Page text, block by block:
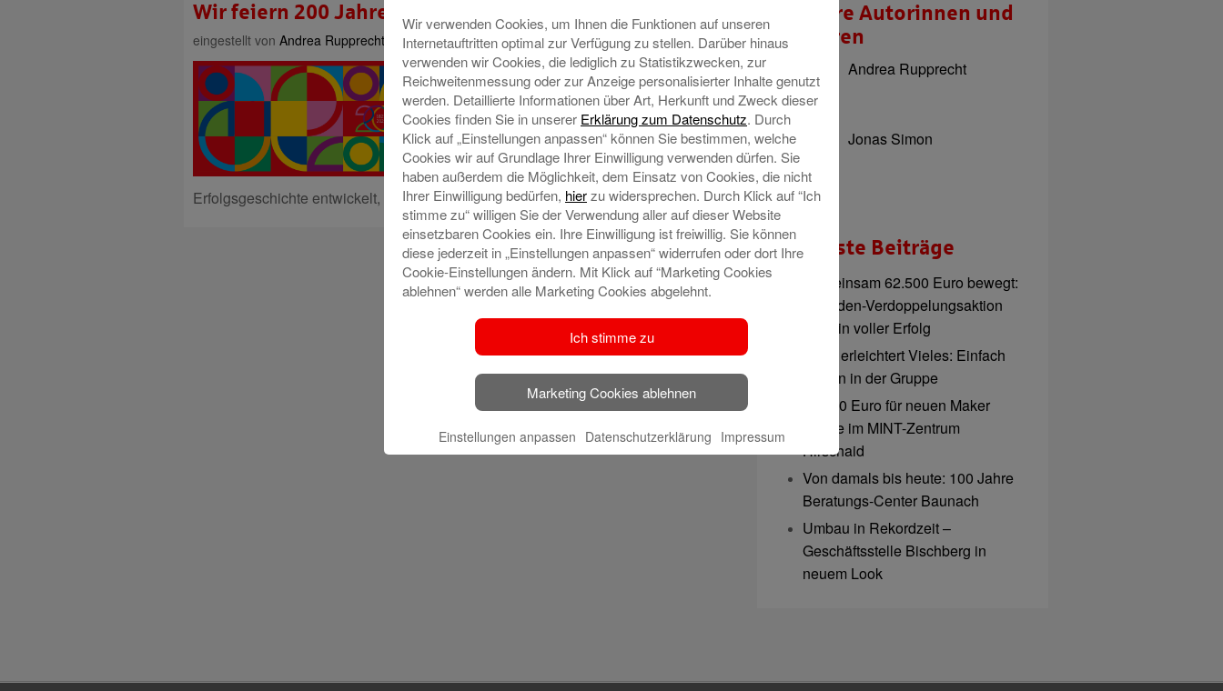
Wir feiern 200 Jahre Sparkasse Bamberg
eingestellt von Andrea Rupprecht am 12. Februar 2025
2025 werden wir 200 Jahre jung. Was
1825 mit einer visionären Idee begann
– Menschen sollten die Möglichkeit
bekommen, ihre Ersparnisse zu
sichern und somit auch im Alter Geld
zu haben, hat sich zu einer
Erfolgsgeschichte entwickelt, die fest inMehr lesen
Unsere Autorinnen und
Autoren
Andrea Rupprecht
Jonas Simon
Neueste Beiträge
Gemeinsam 62.500 Euro bewegt:
Spenden-Verdoppelungsaktion
war ein voller Erfolg
Wero erleichtert Vieles: Einfach
zahlen in der Gruppe
36.000 Euro für neuen Maker
Space im MINT-Zentrum
Hirschaid
Von damals bis heute: 100 Jahre
Beratungs-Center Baunach
Umbau in Rekordzeit –
Geschäftsstelle Bischberg in
neuem Look
Wir verwenden Cookies, um Ihnen die Funktionen auf unseren
Internetauftritten optimal zur Verfügung zu stellen. Darüber hinaus
verwenden wir Cookies, die lediglich zu Statistikzwecken, zur
Reichweitenmessung oder zur Anzeige personalisierter Inhalte genutzt
werden. Detaillierte Informationen über Art, Herkunft und Zweck dieser
Cookies finden Sie in unserer Erklärung zum Datenschutz. Durch
Klick auf „Einstellungen anpassen“ können Sie bestimmen, welche
Cookies wir auf Grundlage Ihrer Einwilligung verwenden dürfen. Sie
haben außerdem die Möglichkeit, dem Einsatz von Cookies, die nicht
Ihrer Einwilligung bedürfen, hierzu widersprechen. Durch Klick auf “Ich
stimme zu“ willigen Sie der Verwendung aller auf dieser Website
einsetzbaren Cookies ein. Ihre Einwilligung ist freiwillig. Sie können
diese jederzeit in „Einstellungen anpassen“ widerrufen oder dort Ihre
Cookie-Einstellungen ändern. Mit Klick auf “Marketing Cookies
ablehnen“ werden alle Marketing Cookies abgelehnt.
Ich stimme zu
Marketing Cookies ablehnen
Einstellungen anpassen Datenschutzerklärung Impressum